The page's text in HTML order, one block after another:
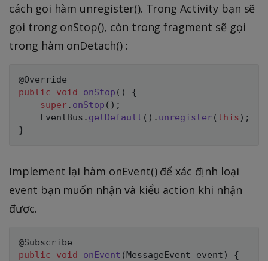
cách gọi hàm unregister(). Trong Activity bạn sẽ
gọi trong onStop(), còn trong fragment sẽ gọi
trong hàm onDetach() :
public
void onStop ( )
{
super. onStop ( ) ;
    EventBus
. getDefault ( ) . unregister( this ) ;
}
Implement lại hàm onEvent() để xác định loại
event bạn muốn nhận và kiểu action khi nhận
được.
public
void onEvent (MessageEvent event )
{